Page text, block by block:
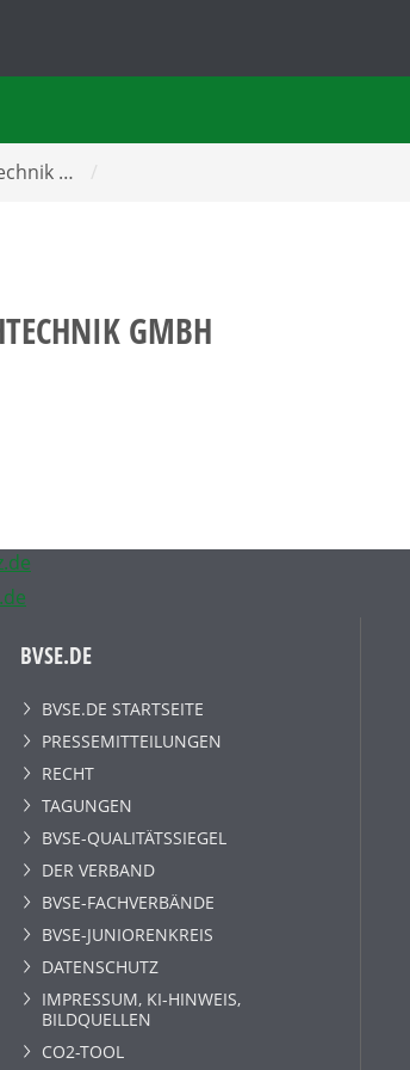
… /
GMBH
BVSE.DE
BVSE.DE STARTSEITE
PRESSEMITTEILUNGEN
RECHT
TAGUNGEN
BVSE-QUALITÄTSSIEGEL
DER VERBAND
BVSE-FACHVERBÄNDE
BVSE-JUNIORENKREIS
DATENSCHUTZ
IMPRESSUM, KI-HINWEIS,
BILDQUELLEN
CO2-TOOL